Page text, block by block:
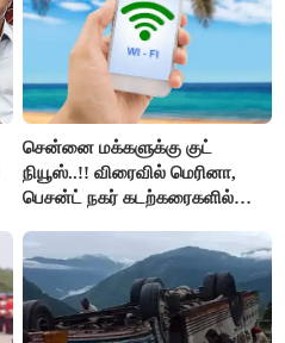
சென்னை மக்களுக்கு குட்
நியூஸ்..!! விரைவில் மெரினா,
பெசன்ட் நகர் கடற்கரைகளில்